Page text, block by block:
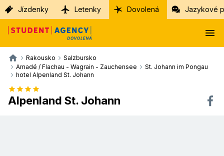
Jízdenky Letenky Dovolená Jazykové
Rakousko
Salzbursko
Amadé / Flachau - Wagrain - Zauchensee
St. Johann im Pongau
hotel Alpenland St. Johann
Alpenland St. Johann